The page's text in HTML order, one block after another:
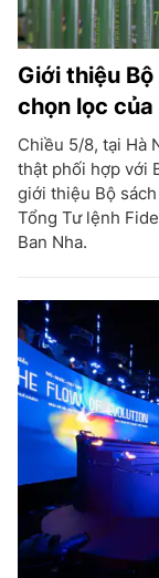
Giới thiệu
chọn lọc của
Chiều 5/8, tại Hà
thật phối hợp với
giới thiệu Bộ
Tổng Tư lệnh
Ban Nha.